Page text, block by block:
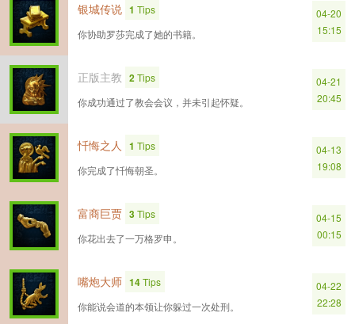
银城传说 1 Tips
你协助罗莎完成了她的书籍。
04-20
15:15
正版主教 2Tips
你成功通过了教会会议，并未引起怀疑。
04-21
20:45
忏悔之人 1 Tips
你完成了忏悔朝圣。
04-13
19:08
富商巨贾 3Tips
你花出去了一万格罗申。
04-15
00:15
嘴炮大师 14Tips
你能说会道的本领让你躲过一次处刑。
04-22
22:28